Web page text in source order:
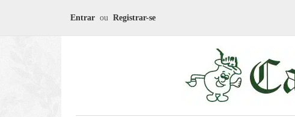
Entrar ou Registrar-se